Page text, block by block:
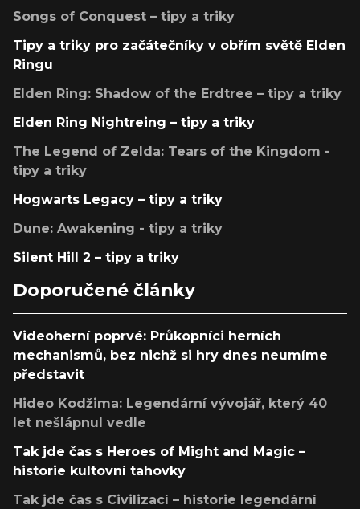
Songs of Conquest – tipy a triky
Tipy a triky pro začátečníky v obřím světě Elden
Ringu
Elden Ring: Shadow of the Erdtree – tipy a triky
Elden Ring Nightreing – tipy a triky
The Legend of Zelda: Tears of the Kingdom -
tipy a triky
Hogwarts Legacy – tipy a triky
Dune: Awakening - tipy a triky
Silent Hill 2 – tipy a triky
Doporučené články
Videoherní poprvé: Průkopníci herních
mechanismů, bez nichž si hry dnes neumíme
představit
Hideo Kodžima: Legendární vývojář, který 40
let nešlápnul vedle
Tak jde čas s Heroes of Might and Magic –
historie kultovní tahovky
Tak jde čas s Civilizací – historie legendární